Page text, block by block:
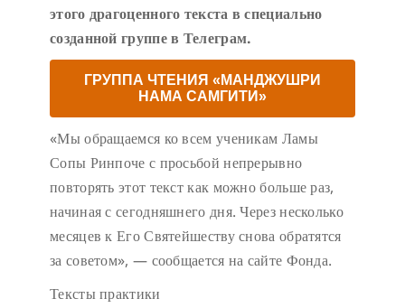
этого драгоценного текста в специально
созданной группе в Телеграм.
ГРУППА ЧТЕНИЯ «МАНДЖУШРИ
НАМА САМГИТИ»
«Мы обращаемся ко всем ученикам Ламы
Сопы Ринпоче с просьбой непрерывно
повторять этот текст как можно больше раз,
начиная с сегодняшнего дня. Через несколько
месяцев к Его Святейшеству снова обратятся
за советом», — сообщается на сайте Фонда.
Тексты практики